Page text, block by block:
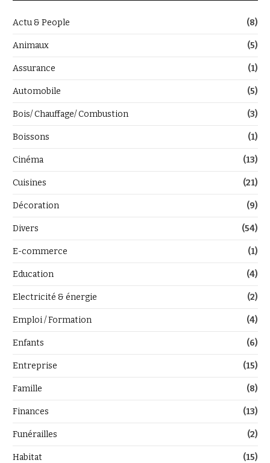
Actu & People (8)
Animaux (5)
Assurance (1)
Automobile (5)
Bois/ Chauffage/ Combustion (3)
Boissons (1)
Cinéma (13)
Cuisines (21)
Décoration (9)
Divers (54)
E-commerce (1)
Education (4)
Electricité & énergie (2)
Emploi / Formation (4)
Enfants (6)
Entreprise (15)
Famille (8)
Finances (13)
Funérailles (2)
Habitat (15)